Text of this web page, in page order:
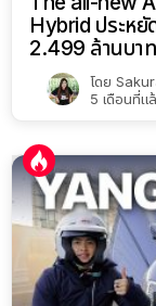
Hybrid ประหยั
2.499 ล้านบาท
โดย
5 เดือนที่แ